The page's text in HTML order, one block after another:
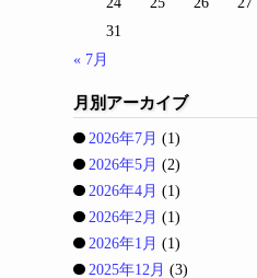
31
« 7月
月別アーカイブ
2026年7月 (1)
2026年5月 (2)
2026年4月 (1)
2026年2月 (1)
2026年1月 (1)
2025年12月 (3)